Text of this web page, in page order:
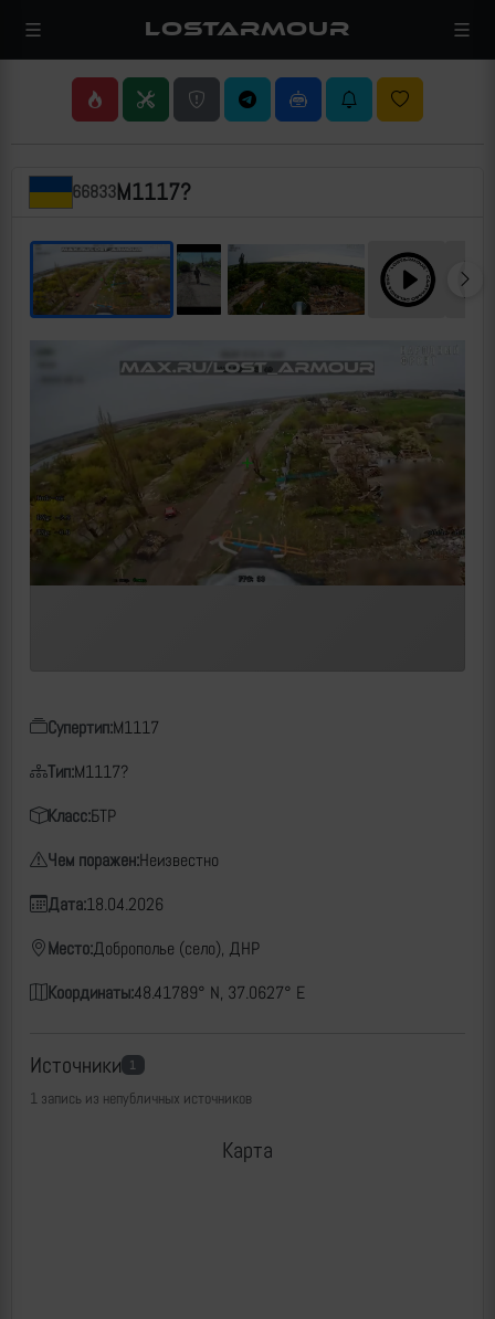
LOSTARMOUR
66833M1117?
Супертип:M1117
Тип:M1117?
Класс:БТР
Чем поражен:Неизвестно
Дата:18.04.2026
Место:Доброполье (село), ДНР
Координаты:48.41789° N, 37.0627° E
Источники 1
1 запись из непубличных источников
Карта